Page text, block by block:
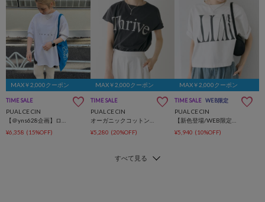
MAX￥2,000クーポン
TIME SALE
PUAL CE CIN
¥6,358 (15%OFF)
MAX￥2,000クーポン
TIME SALE
PUAL CE CIN
¥5,280 (20%OFF)
MAX￥2,000クーポン
TIME SALE WEB限定
PUAL CE CIN
¥5,940 (10%OFF)